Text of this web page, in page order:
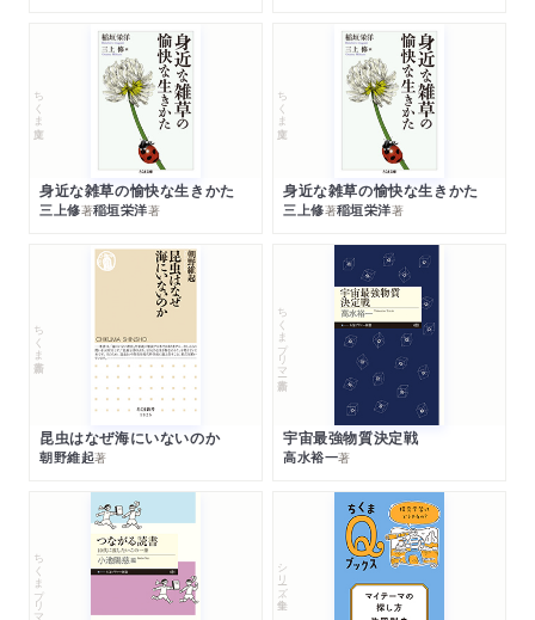
ちくま文庫
身近な雑草の愉快な生きかた
三上修著稲垣栄洋著
ちくま文庫
身近な雑草の愉快な生きかた
三上修著稲垣栄洋著
ちくま新書
昆虫はなぜ海にいないのか
朝野維起著
ちくまプリマー新書
宇宙最強物質決定戦
高水裕一著
ちくまプリマー新書 シリーズ・全集